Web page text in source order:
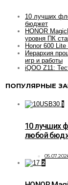
10 лучших
бюджет
HONOR
уровня ПК
Honor 600
Иерархия
игр и работы
iQOO Z11:
ПОПУЛЯРНЫЕ
1
10 лучших
любой
2